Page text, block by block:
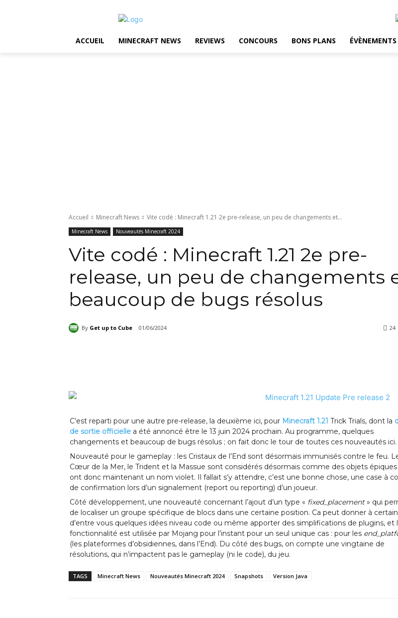
ACCUEIL MINECRAFT NEWS REVIEWS CONCOURS BONS PLANS
Accueil Minecraft News Vite codé : Minecraft 1.21 2e pre-release, un peu de changements et...
Minecraft News Nouveautés Minecraft 2024
Vite codé : Minecraft 1.21 2e pre-
release, un peu de changements
beaucoup de bugs résolus
By Get up to Cube 01/06/2024 24
C’est reparti pour une autre pre-release, la deuxième ici, pour Minecraft 1.21 Trick Trials, dont la
de sortie officielle a été annoncé être le 13 juin 2024 prochain. Au programme, quelques
changements et beaucoup de bugs résolus ; on fait donc le tour de toutes ces nouveautés ici.
Nouveauté pour le gameplay : les Cristaux de l’End sont désormais immunisés contre le feu.
Cœur de la Mer, le Trident et la Massue sont considérés désormais comme des objets
ont donc maintenant un nom violet. Il fallait s’y attendre, c’est une bonne chose, une case à
de confirmation lors d’un signalement (report ou reporting) d’un joueur.
Côté développement, une nouveauté concernant l’ajout d’un type « fixed_placement» qui
de localiser un groupe spécifique de blocs dans une certaine position. Ca peut donner à
d’entre vous quelques idées niveau code ou même apporter des simplifications de plugins, et
fonctionnalité est utilisée par Mojang pour l’instant pour un seul unique cas : pour les
(les plateformes d’obsidiennes, dans l’End). Du côté des bugs, on compte une vingtaine de
résolutions, qui n’impactent pas le gameplay (ni le code), du jeu.
TAGS Minecraft News Nouveautés Minecraft 2024 Snapshots Version Java